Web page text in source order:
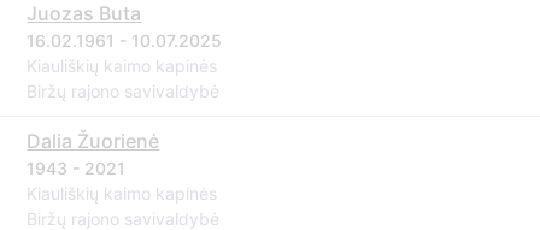
Juozas Buta
16.02.1961 - 10.07.2025
Kiauliškių kaimo kapinės
Biržų rajono savivaldybė
Dalia Žuorienė
1943 - 2021
Kiauliškių kaimo kapinės
Biržų rajono savivaldybė